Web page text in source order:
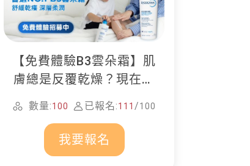
【免費體驗B3雲朵霜】肌
膚總是反覆乾燥？現在就
加入貝膚黛瑪修護體驗計
畫！
數量:100 已報名:111 /100
我要報名